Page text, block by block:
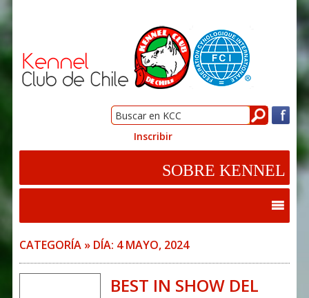
Inscribir
CATEGORÍA » DÍA: 4 MAYO, 2024
BEST IN SHOW DEL